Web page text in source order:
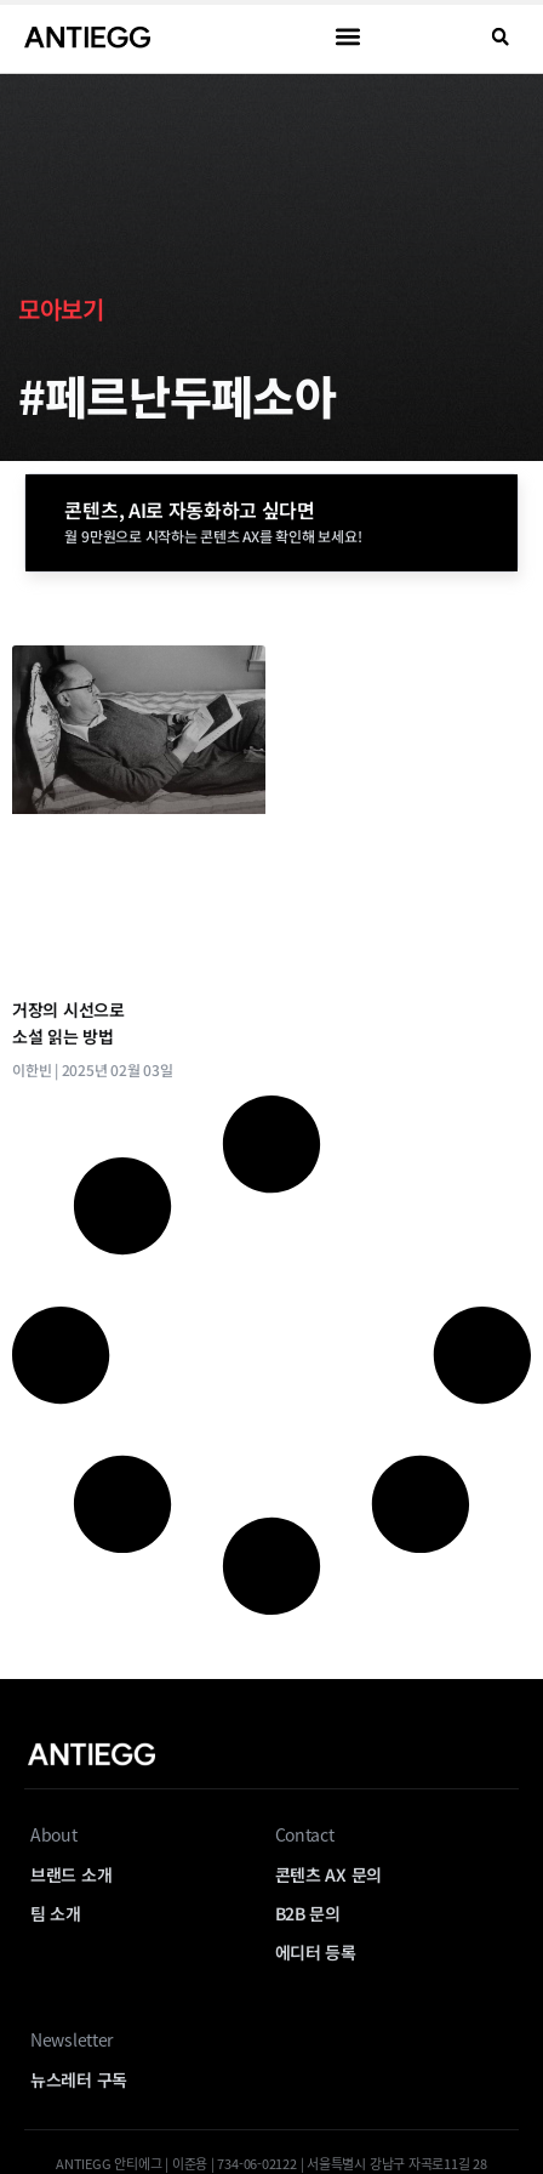
모아보기
#페르난두페소아
콘텐츠, AI로 자동화하고 싶다면
월 9만원으로 시작하는 콘텐츠 AX를 확인해 보세요!
거장의 시선으로
소설 읽는 방법
이한빈 2025년 02월 03일
About
브랜드 소개
팀 소개
Contact
콘텐츠 AX 문의
B2B 문의
에디터 등록
Newsletter
뉴스레터 구독
ANTIEGG 안티에그 | 이준용 | 734-06-02122 | 서울특별시 강남구 자곡로11길 28